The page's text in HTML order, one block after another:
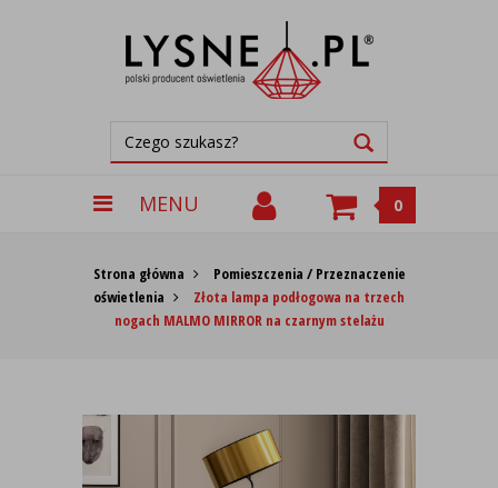
MENU 0
Strona główna
Pomieszczenia / Przeznaczenie
oświetlenia
Złota lampa podłogowa na trzech
nogach MALMO MIRROR na czarnym stelażu